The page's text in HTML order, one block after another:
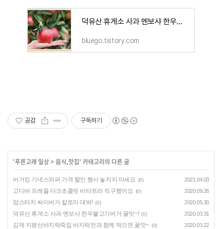
덕유산 휴게소 사과 멘보샤 한우불고기버거 꿀맛~!
bluego.tistory.com
공감 구독하기
'푸른고래 일상>음식,맛집' 카테고리의 다른 글
버거킹 기네스와퍼 가격 할인 행사 놓치지 마세요 (0) 2021.04.03
고디바 프레즐 다크초콜릿 비타트라 직구했어요 (0) 2020.09.26
맘스터치 싸이버거 칼로리 대박! (0) 2020.05.30
덕유산 휴게소 사과 멘보샤 한우불고기버거 꿀맛~! (0) 2020.03.31
김제 지평선바지락죽집 바지락전과 함께 먹으면 꿀맛~ (0) 2020.03.22